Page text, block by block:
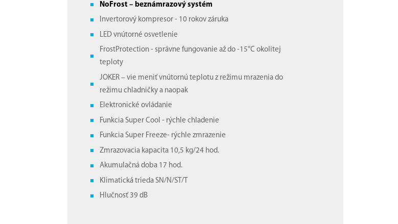
NoFrost – beznámrazový systém
Invertorový kompresor - 10 rokov záruka
LED vnútorné osvetlenie
FrostProtection - správne fungovanie až do -15°C okolitej
teploty
JOKER – vie meniť vnútornú teplotu z režimu mrazenia do
režimu chladničky a naopak
Elektronické ovládanie
Funkcia Super Cool - rýchle chladenie
Funkcia Super Freeze- rýchle zmrazenie
Zmrazovacia kapacita 10,5 kg/24 hod.
Akumulačná doba 17 hod.
Klimatická trieda SN/N/ST/T
Hlučnosť 39 dB